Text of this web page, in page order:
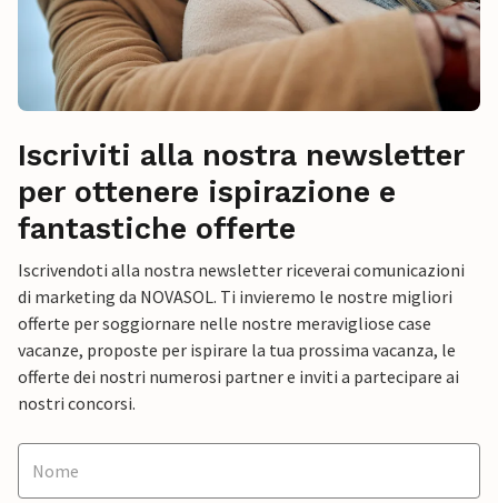
Iscriviti alla nostra newsletter
per ottenere ispirazione e
fantastiche offerte
Iscrivendoti alla nostra newsletter riceverai comunicazioni
di marketing da NOVASOL. Ti invieremo le nostre migliori
offerte per soggiornare nelle nostre meravigliose case
vacanze, proposte per ispirare la tua prossima vacanza, le
offerte dei nostri numerosi partner e inviti a partecipare ai
nostri concorsi.